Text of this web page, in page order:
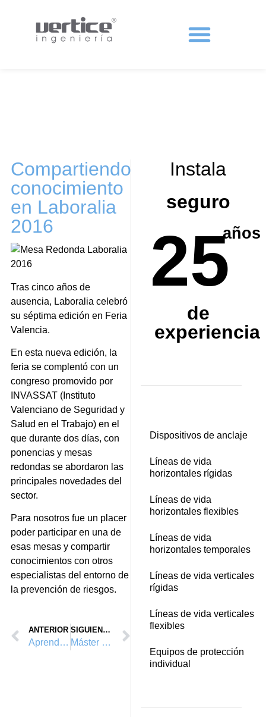
Compartiendo
conocimiento
en Laboralia
2016
Tras cinco años de
ausencia, Laboralia celebró
su séptima edición en Feria
Valencia.
En esta nueva edición, la
feria se complentó con un
congreso promovido por
INVASSAT (Instituto
Valenciano de Seguridad y
Salud en el Trabajo) en el
que durante dos días, con
ponencias y mesas
redondas se abordaron las
principales novedades del
sector.
Para nosotros fue un placer
poder participar en una de
esas mesas y compartir
conocimientos con otros
especialistas del entorno de
la prevención de riesgos.
ANTERIOR
Aprendiendo en SICUR 2016
SIGUIENTE
Máster Universitario en P.R.L de la UPV 2015/2016
Instala
seguro
25años
de
experiencia
Dispositivos de anclaje
Líneas de vida
horizontales rígidas
Líneas de vida
horizontales flexibles
Líneas de vida
horizontales temporales
Líneas de vida verticales
rígidas
Líneas de vida verticales
flexibles
Equipos de protección
individual